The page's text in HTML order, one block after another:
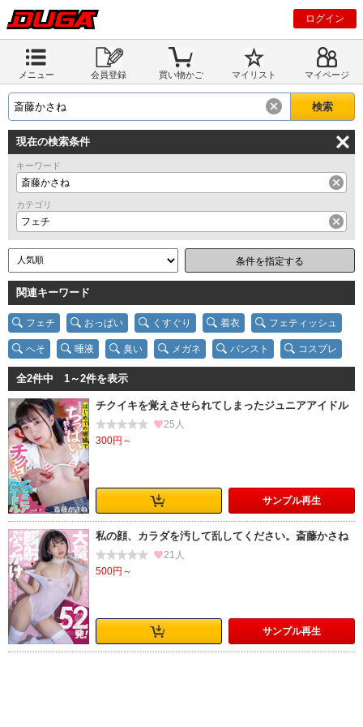
ログイン
メニュー 会員登録 買い物かご マイリスト マイページ
現在の検索条件
キーワード
斎藤かさね
カテゴリ
フェチ
条件を指定する
関連キーワード
フェチ おっぱい くすぐり 着衣 フェティッシュ
へそ 唾液 臭い メガネ パンスト コスプレ
長身 汗 ウェット＆メッシー
足裏 ブーツ ごっくん
全2件中 1～2件を表示
チクイキを覚えさせられてしまったジュニアアイドル
25人
300円～
サンプル再生
私の顔、カラダを汚して乱してください。斎藤かさね
21人
500円～
サンプル再生